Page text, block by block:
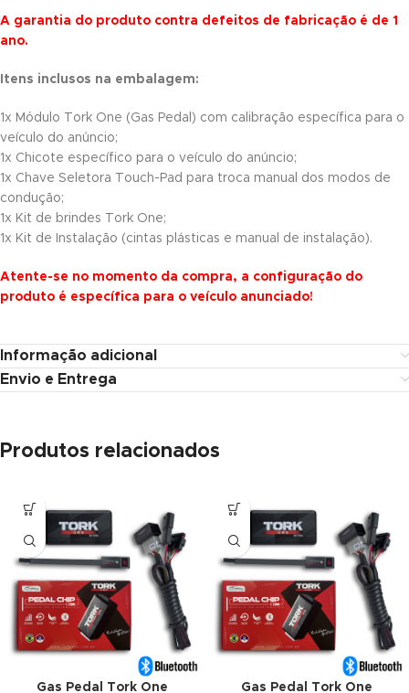
A garantia do produto contra defeitos de fabricação é de 1
ano.
Itens inclusos na embalagem:
1x Módulo Tork One (Gas Pedal) com calibração específica para o
veículo do anúncio;
1x Chicote específico para o veículo do anúncio;
1x Chave Seletora Touch-Pad para troca manual dos modos de
condução;
1x Kit de brindes Tork One;
1x Kit de Instalação (cintas plásticas e manual de instalação).
Atente-se no momento da compra, a configuração do
produto é específica para o veículo anunciado!
Informação adicional
Envio e Entrega
Produtos relacionados
Gas Pedal Tork One
Gas Pedal Tork One